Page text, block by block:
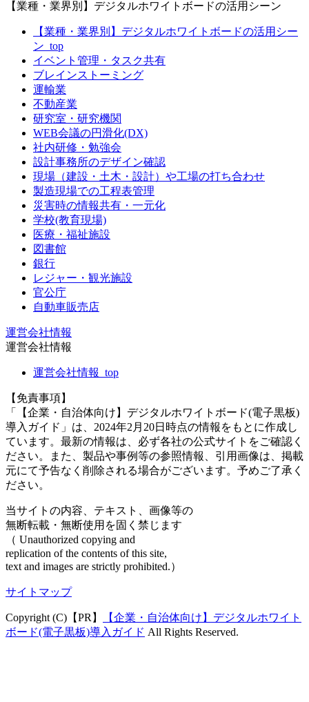
【業種・業界別】デジタルホワイトボードの活用シーン
【業種・業界別】デジタルホワイトボードの活用シー
ン_top
イベント管理・タスク共有
ブレインストーミング
運輸業
不動産業
研究室・研究機関
WEB会議の円滑化(DX)
社内研修・勉強会
設計事務所のデザイン確認
現場（建設・土木・設計）や工場の打ち合わせ
製造現場での工程表管理
災害時の情報共有・一元化
学校(教育現場)
医療・福祉施設
図書館
銀行
レジャー・観光施設
官公庁
自動車販売店
運営会社情報
運営会社情報
運営会社情報_top
【免責事項】
「【企業・自治体向け】デジタルホワイトボード(電子黒板)
導入ガイド」は、2024年2月20日時点の情報をもとに作成し
ています。最新の情報は、必ず各社の公式サイトをご確認く
ださい。また、製品や事例等の参照情報、引用画像は、掲載
元にて予告なく削除される場合がございます。予めご了承く
ださい。
当サイトの内容、テキスト、画像等の
無断転載・無断使用を固く禁じます
（ Unauthorized copying and
replication of the contents of this site,
text and images are strictly prohibited.）
サイトマップ
Copyright (C)【PR】
【企業・自治体向け】デジタルホワイト
ボード(電子黒板)導入ガイド All Rights Reserved.